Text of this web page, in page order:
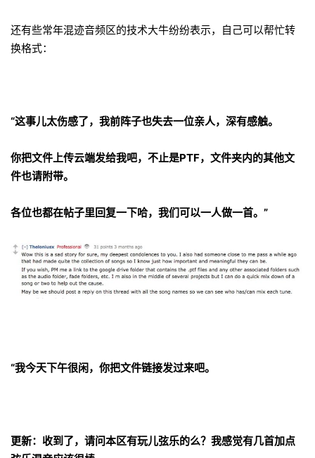
还有些常年混迹音频区的技术大牛纷纷表示，自己可以帮忙转
换格式：
“这事儿太伤感了，我前阵子也失去一位亲人，深有感触。
你把文件上传云端发给我吧，不止是PTF，文件夹内的其他文
件也请附带。
各位也都在帖子里回复一下哈，我们可以一人做一首。”
“我今天下午很闲，你把文件链接发过来吧。
更新：收到了，请问本区有玩儿弦乐的么？我感觉有几首加点